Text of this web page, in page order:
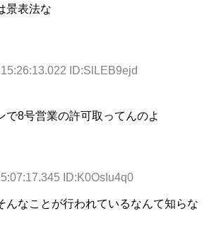
景表法な
ID:SlLEB9ejd
で8号営業の許可取ってんのよ
ID:K0OsIu4q0
んなことが行われているなんて知らな